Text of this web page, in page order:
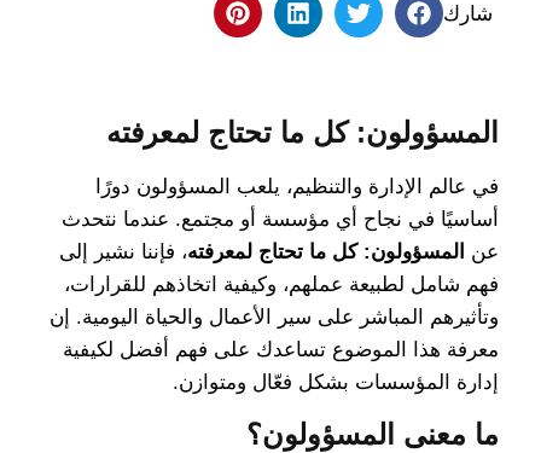
شارك
المسؤولون: كل ما تحتاج لمعرفته
في عالم الإدارة والتنظيم، يلعب المسؤولون دورًا
أساسيًا في نجاح أي مؤسسة أو مجتمع. عندما نتحدث
عن المسؤولون: كل ما تحتاج لمعرفته، فإننا نشير إلى
فهم شامل لطبيعة عملهم، وكيفية اتخاذهم للقرارات،
وتأثيرهم المباشر على سير الأعمال والحياة اليومية. إن
معرفة هذا الموضوع تساعدك على فهم أفضل لكيفية
إدارة المؤسسات بشكل فعّال ومتوازن.
ما معنى المسؤولون؟